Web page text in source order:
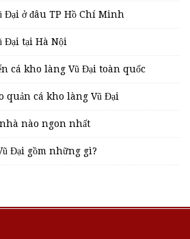
Đại ở đâu TP Hồ Chí Minh
Đại tại Hà Nội
cá kho làng Vũ Đại toàn quốc
quản cá kho làng Vũ Đại
nào ngon nhất
Đại gồm những gì?